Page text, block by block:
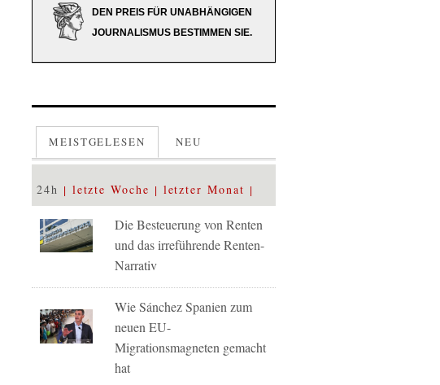
DEN PREIS FÜR UNABHÄNGIGEN
JOURNALISMUS BESTIMMEN SIE.
MEISTGELESEN NEU
24h letzte Woche letzter Monat
Die Besteuerung von Renten
und das irreführende Renten-
Narrativ
Wie Sánchez Spanien zum
neuen EU-
Migrationsmagneten gemacht
hat